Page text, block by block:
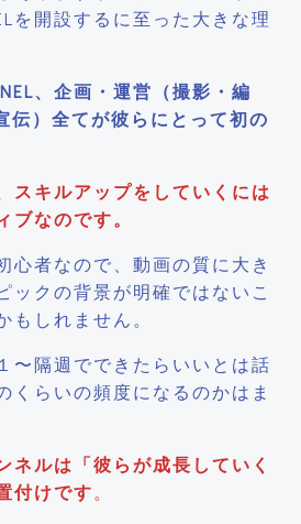
を開設するに至った大きな理
、企画・運営（撮影・編
伝）全てが彼らにとって初の
スキルアップをしていくには
ブなのです。
心者なので、動画の質に大き
ックの背景が明確ではないこ
もしれません。
〜隔週でできたらいいとは話
くらいの頻度になるのかはま
ネルは「彼らが成長していく
付けです。